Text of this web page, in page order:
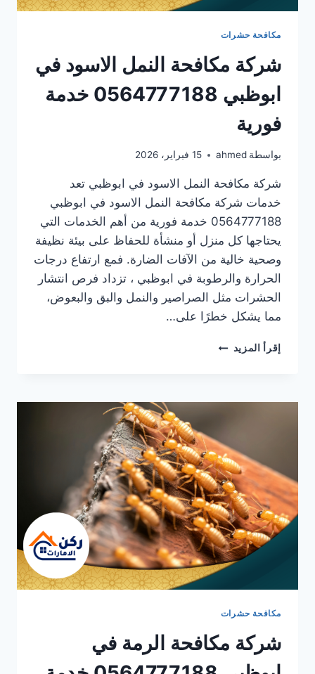
مكافحة حشرات
شركة مكافحة النمل الاسود في
ابوظبي 0564777188 خدمة
فورية
بواسطة ahmed 15 فبراير، 2026
شركة مكافحة النمل الاسود في ابوظبي تعد
خدمات شركة مكافحة النمل الاسود في ابوظبي
0564777188 خدمة فورية من أهم الخدمات التي
يحتاجها كل منزل أو منشأة للحفاظ على بيئة نظيفة
وصحية خالية من الآفات الضارة. فمع ارتفاع درجات
الحرارة والرطوبة في ابوظبي ، تزداد فرص انتشار
الحشرات مثل الصراصير والنمل والبق والبعوض،
مما يشكل خطرًا على…
إقرأ المزيد شركة
في
0564777188
خدمة
فورية
مكافحة حشرات
شركة مكافحة الرمة في